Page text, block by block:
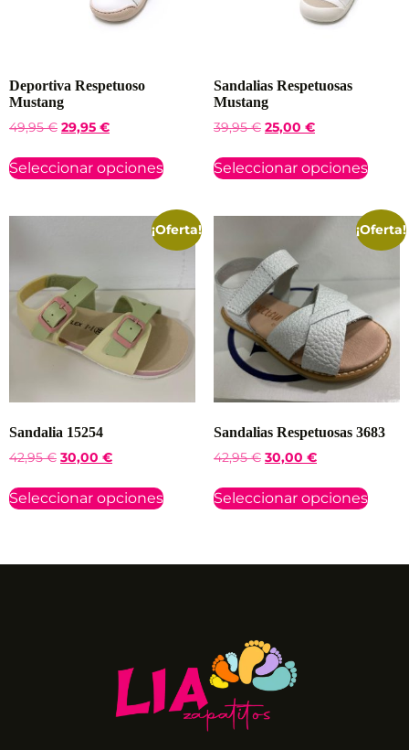
Deportiva Respetuoso
Mustang
49,95€ 29,95 €
Seleccionar opciones
Sandalias Respetuosas
Mustang
39,95€ 25,00 €
Seleccionar opciones
¡Oferta!
Sandalia 15254
42,95€ 30,00 €
Seleccionar opciones
¡Oferta!
Sandalias Respetuosas 3683
42,95€ 30,00 €
Seleccionar opciones